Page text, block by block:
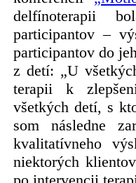
delfínoterapii
participantov –
participantov do
z detí: „U
terapii k
všetkých detí, s
som následne
kvalitatívneho
niektorých